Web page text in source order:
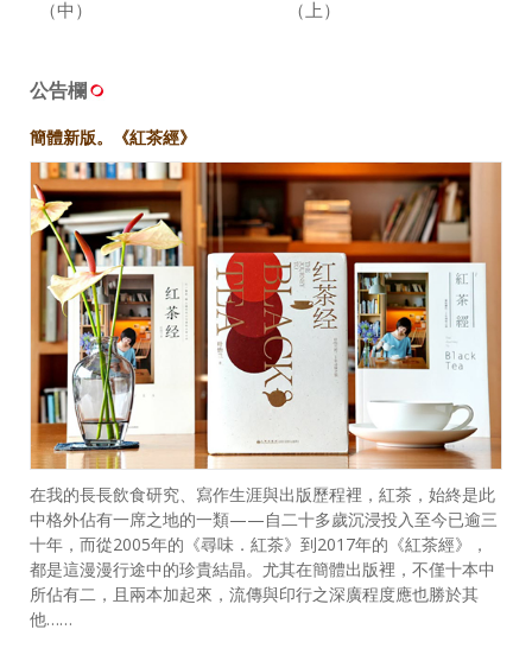
（中）
（上）
公告欄
簡體新版。《紅茶經》
在我的長長飲食研究、寫作生涯與出版歷程裡，紅茶，始終是此
中格外佔有一席之地的一類——自二十多歲沉浸投入至今已逾三
十年，而從2005年的《尋味．紅茶》到2017年的《紅茶經》，
都是這漫漫行途中的珍貴結晶。尤其在簡體出版裡，不僅十本中
所佔有二，且兩本加起來，流傳與印行之深廣程度應也勝於其
他……